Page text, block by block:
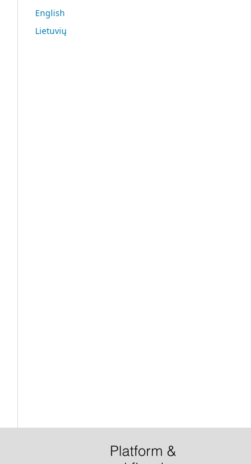
English
Lietuvių